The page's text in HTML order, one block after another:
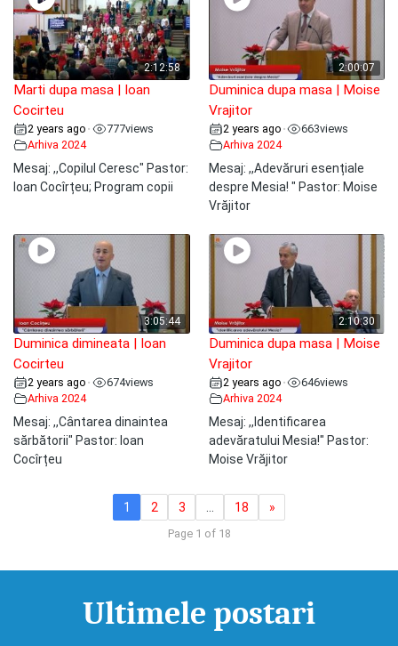
2:12:58
Marti dupa masa | Ioan
Cocirteu
2 years ago • 777views
Arhiva 2024
Mesaj: ,,Copilul Ceresc" Pastor:
Ioan Cocîrțeu; Program copii
2:00:07
Duminica dupa masa | Moise
Vrajitor
2 years ago • 663views
Arhiva 2024
Mesaj: ,,Adevăruri esențiale
despre Mesia! " Pastor: Moise
Vrăjitor
3:05:44
Duminica dimineata | Ioan
Cocirteu
2 years ago • 674views
Arhiva 2024
Mesaj: ,,Cântarea dinaintea
sărbătorii" Pastor: Ioan
Cocîrțeu
2:10:30
Duminica dupa masa | Moise
Vrajitor
2 years ago • 646views
Arhiva 2024
Mesaj: ,,Identificarea
adevăratului Mesia!" Pastor:
Moise Vrăjitor
1 2 3 18 »
Page 1 of 18
Ultimele postari